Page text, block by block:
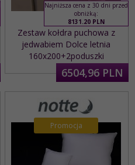
Zestaw kołdra puchowa z
jedwabiem Dolce letnia
160x200+2poduszki
6504,96 PLN
Najniższa cena z 30 dni przed
obniżką:
8131.20 PLN
Promocja